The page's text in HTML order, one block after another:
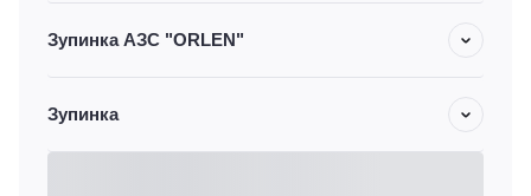
Зупинка АЗС "ORLEN"
Зупинка